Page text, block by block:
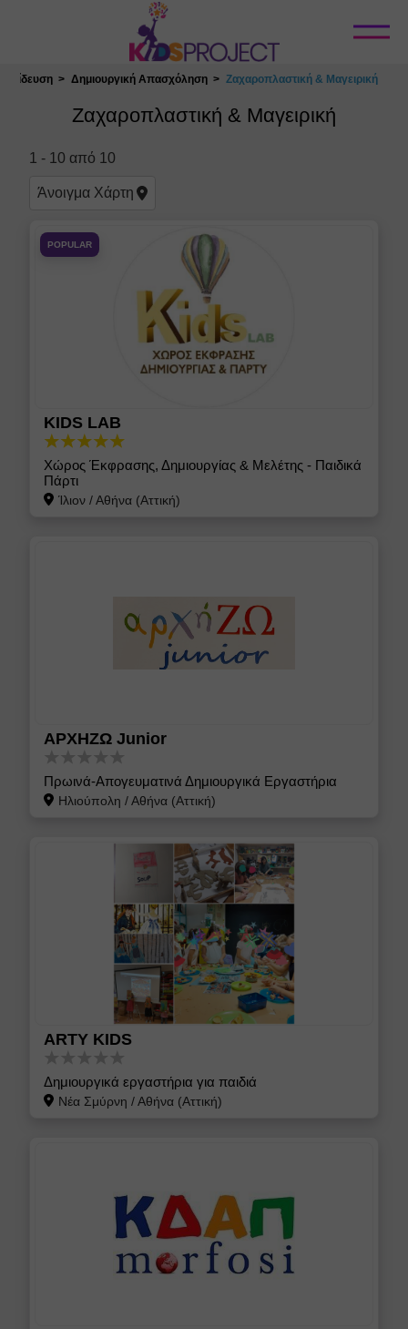
Κλείσιμο
Δημιουργική Απασχόληση Ζαχαροπλαστική & Μαγειρική
Ζαχαροπλαστική & Μαγειρική
1 - 10 από 10
Άνοιγμα Χάρτη
POPULAR
KIDS LAB
Χώρος Έκφρασης, Δημιουργίας & Μελέτης - Παιδικά
Πάρτι
Ίλιον/Αθήνα (Αττική)
ΑΡΧΗΖΩ Junior
Πρωινά-Απογευματινά Δημιουργικά Εργαστήρια
Ηλιούπολη /Αθήνα (Αττική)
ARTY KIDS
Δημιουργικά εργαστήρια για παιδιά
Νέα Σμύρνη /Αθήνα (Αττική)